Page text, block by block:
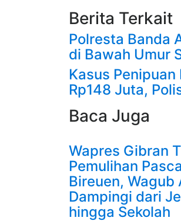
Berita Terkait
Polresta Banda
di Bawah Umur
Kasus
Rp148 Juta,
Baca Juga
Wapres Gibran
Pemulihan
Bireuen, Wagub
Dampingi dari
hingga Sekolah